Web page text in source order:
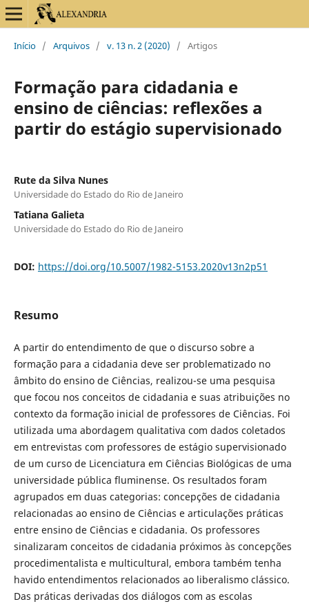
Início / Arquivos / v. 13 n. 2 (2020) / Artigos
Formação para cidadania e
ensino de ciências: reflexões a
partir do estágio supervisionado
Rute da Silva Nunes
Universidade do Estado do Rio de Janeiro
Tatiana Galieta
Universidade do Estado do Rio de Janeiro
DOI: https://doi.org/10.5007/1982-5153.2020v13n2p51
Resumo
A partir do entendimento de que o discurso sobre a
formação para a cidadania deve ser problematizado no
âmbito do ensino de Ciências, realizou-se uma pesquisa
que focou nos conceitos de cidadania e suas atribuições no
contexto da formação inicial de professores de Ciências. Foi
utilizada uma abordagem qualitativa com dados coletados
em entrevistas com professores de estágio supervisionado
de um curso de Licenciatura em Ciências Biológicas de uma
universidade pública fluminense. Os resultados foram
agrupados em duas categorias: concepções de cidadania
relacionadas ao ensino de Ciências e articulações práticas
entre ensino de Ciências e cidadania. Os professores
sinalizaram conceitos de cidadania próximos às concepções
procedimentalista e multicultural, embora também tenha
havido entendimentos relacionados ao liberalismo clássico.
Das práticas derivadas dos diálogos com as escolas